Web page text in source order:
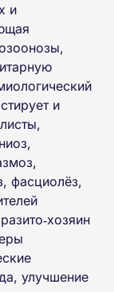
и
и
фасциолёз,
улучшение